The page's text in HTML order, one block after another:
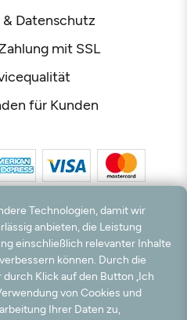
Datenschutz
mit SSL
für Kunden
**Kostenloser Versand und Rückversand
und Österreichs.
für werbliche Zwecke, die jederzeit widerrufen
nicht an Dritte weitergegeben.
Technologien, damit wir
anbieten, die Leistung
einschließlich relevanter Inhalte
können. Durch die
Klick auf den Button „Ich
von Cookies und
Ihrer Daten zu,